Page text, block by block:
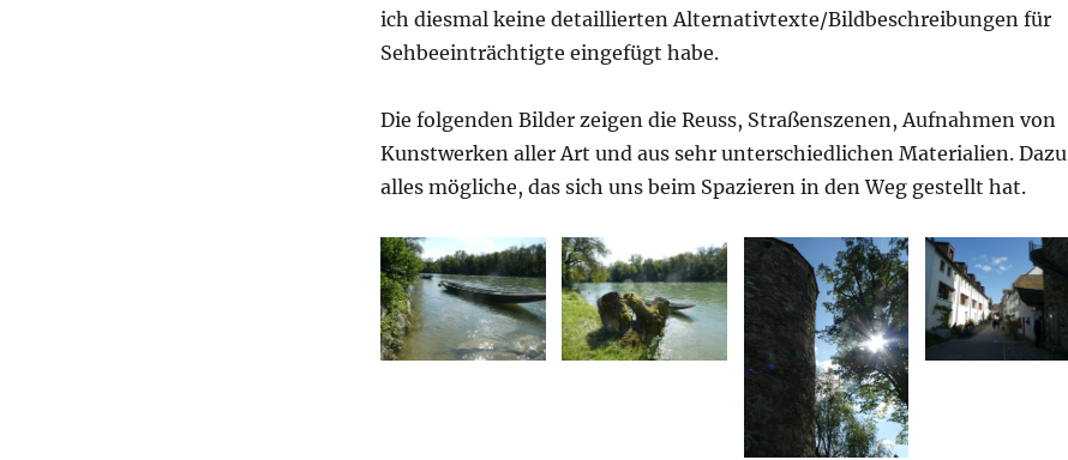
ich diesmal keine detaillierten Alternativtexte/Bildbeschreibungen für
Sehbeeinträchtigte eingefügt habe.
Die folgenden Bilder zeigen die Reuss, Straßenszenen, Aufnahmen von
Kunstwerken aller Art und aus sehr unterschiedlichen Materialien. Dazu
alles mögliche, das sich uns beim Spazieren in den Weg gestellt hat.